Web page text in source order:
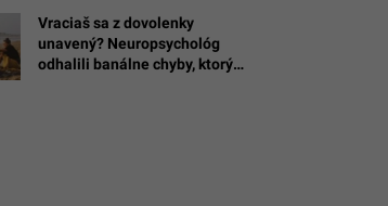
Vraciaš sa z dovolenky
unavený? Neuropsychológ
odhalili banálne chyby, ktorými